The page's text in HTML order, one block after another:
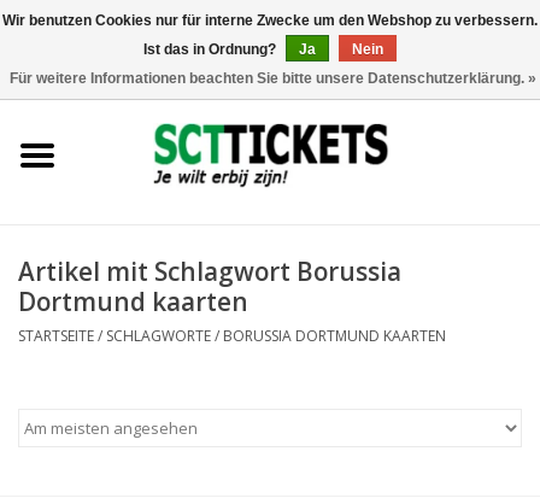
Artikel mit Schlagwort Borussia
Dortmund kaarten
STARTSEITE/ SCHLAGWORTE/ BORUSSIA DORTMUND KAARTEN
Wir benutzen Cookies nur für interne Zwecke um den Webshop zu verbessern.
Ist das in Ordnung?
Ja
Nein
Für weitere Informationen beachten Sie bitte unsere Datenschutzerklärung. »